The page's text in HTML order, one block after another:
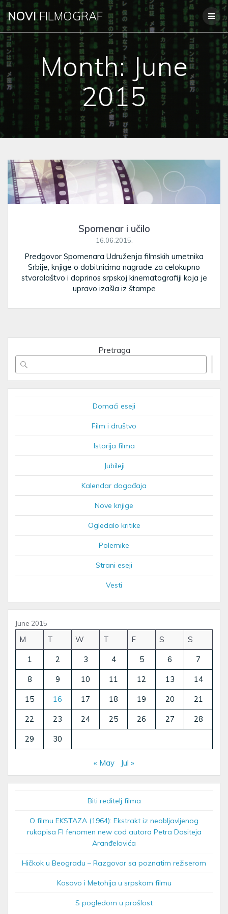
Skip
to
content
NOVIFILMOGRAF
Month: June
2015
Spomenar i učilo
16.06.2015.
Predgovor Spomenara Udruženja filmskih umetnika
Srbije, knjige o dobitnicima nagrade za celokupno
stvaralaštvo i doprinos srpskoj kinematografiji koja je
upravo izašla iz štampe
Pretraga
Domaći eseji
Film i društvo
Istorija filma
Jubileji
Kalendar događaja
Nove knjige
Ogledalo kritike
Polemike
Strani eseji
Vesti
June 2015
M T W T F S S
1 2 3 4 5 6 7
8 9 10 11 12 13 14
15 16 17 18 19 20 21
22 23 24 25 26 27 28
29 30
« May Jul »
Biti reditelj filma
O filmu EKSTAZA (1964): Ekstrakt iz neobljavljenog
rukopisa FI fenomen new cod autora Petra Dositeja
Aranđelovića
Hičkok u Beogradu – Razgovor sa poznatim režiserom
Kosovo i Metohija u srpskom filmu
S pogledom u prošlost